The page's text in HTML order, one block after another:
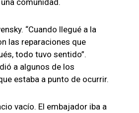
“Cuando llegué a la
las reparaciones que
todo tuvo sentido”.
a algunos de los
estaba a punto de ocurrir.
vacío. El embajador iba a